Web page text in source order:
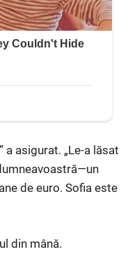
a asigurat. „Le-a lăsat
de euro. Sofia este
din mână.